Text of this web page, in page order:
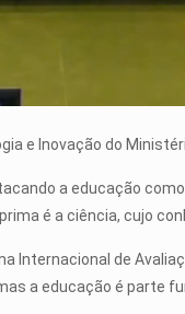
e Inovação do
a educação
é a ciência, cujo
Internacional de
a educação é parte